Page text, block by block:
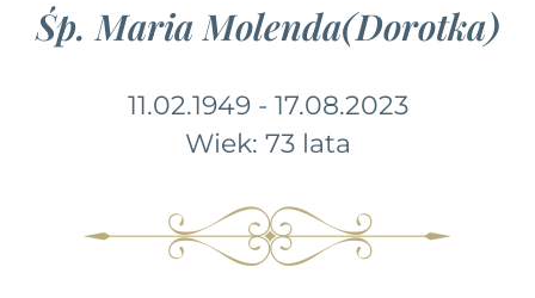
Śp. Maria Molenda(Dorotka)
11.02.1949 - 17.08.2023
Wiek: 73 lata